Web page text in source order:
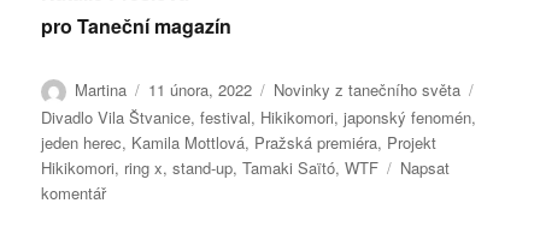
pro Taneční magazín
Autor:
Martina Publikováno:
11 února, 2022 Rubriky:
Novinky z tanečního světa
Divadlo Vila Štvanice,festival, Hikikomori,japonský fenomén,
jeden herec, Kamila Mottlová, Pražská premiéra, Projekt
Hikikomori, ring x,stand-up,Tamaki Saïtó,WTF
Napsat
komentářpro